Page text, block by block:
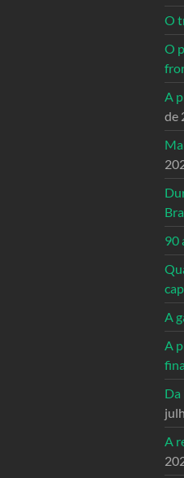
O
O
A
de
90
A
A
Da
A